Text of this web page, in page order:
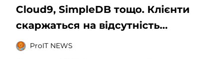
Cloud9, SimpleDB тощо. Клієнти
скаржаться на відсутність
повідомлень
ProIT NEWS